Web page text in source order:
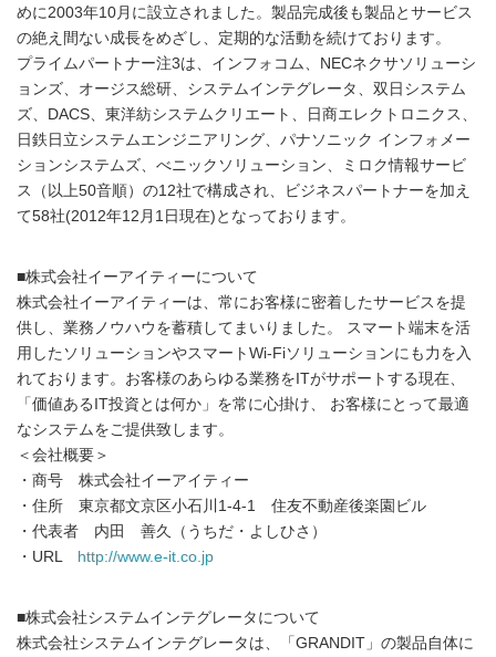
めに2003年10月に設立されました。製品完成後も製品とサービス
の絶え間ない成長をめざし、定期的な活動を続けております。
プライムパートナー注3は、インフォコム、NECネクサソリューシ
ョンズ、オージス総研、システムインテグレータ、双日システム
ズ、DACS、東洋紡システムクリエート、日商エレクトロニクス、
日鉄日立システムエンジニアリング、パナソニック インフォメー
ションシステムズ、べニックソリューション、ミロク情報サービ
ス（以上50音順）の12社で構成され、ビジネスパートナーを加え
て58社(2012年12月1日現在)となっております。
■株式会社イーアイティーについて
株式会社イーアイティーは、常にお客様に密着したサービスを提
供し、業務ノウハウを蓄積してまいりました。 スマート端末を活
用したソリューションやスマートWi-Fiソリューションにも力を入
れております。お客様のあらゆる業務をITがサポートする現在、
「価値あるIT投資とは何か」を常に心掛け、 お客様にとって最適
なシステムをご提供致します。
＜会社概要＞
・商号 株式会社イーアイティー
・住所 東京都文京区小石川1-4-1 住友不動産後楽園ビル
・代表者 内田 善久（うちだ・よしひさ）
・URL
http://www.e-it.co.jp
■株式会社システムインテグレータについて
株式会社システムインテグレータは、「GRANDIT」の製品自体に